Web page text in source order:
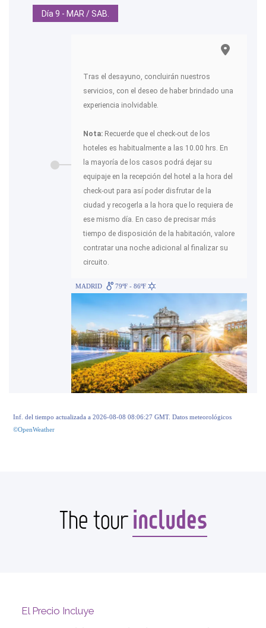
Día 9 - MAR / SAB.
Tras el desayuno, concluirán nuestros
servicios, con el deseo de haber brindado una
experiencia inolvidable.
Nota: Recuerde que el check-out de los
hoteles es habitualmente a las 10.00 hrs. En
la mayoría de los casos podrá dejar su
equipaje en la recepción del hotel a la hora del
check-out para así poder disfrutar de la
ciudad y recogerla a la hora que lo requiera de
ese mismo día. En caso de precisar más
tiempo de disposición de la habitación, valore
contratar una noche adicional al finalizar su
circuito.
MADRID 79ºF - 86ºF
Inf. del tiempo actualizada a 2026-08-08 08:06:27 GMT. Datos meteorológicos
©OpenWeather
The tourincludes
El Precio Incluye